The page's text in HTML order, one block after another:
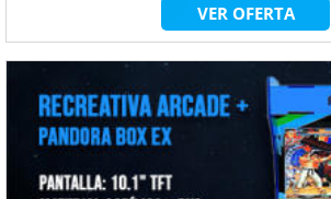
VER OFERTA